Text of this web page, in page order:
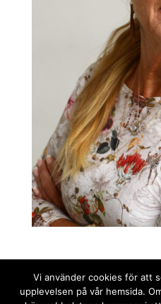
Vi använder cookies för att
upplevelsen på vår hemsida.